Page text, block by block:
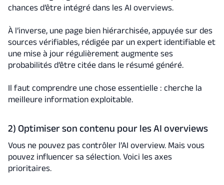
chances d’être intégré dans les AI overviews.
À l’inverse, une page bien hiérarchisée, appuyée sur des
sources vérifiables, rédigée par un expert identifiable et
une mise à jour régulièrement augmente ses
probabilités d’être citée dans le résumé généré.
Il faut comprendre une chose essentielle : cherche la
meilleure information exploitable.
2) Optimiser son contenu pour les AI overviews
Vous ne pouvez pas contrôler l’AI overview. Mais vous
pouvez influencer sa sélection. Voici les axes
prioritaires.